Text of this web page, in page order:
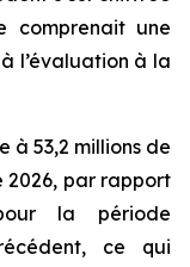
comprenait une
l’évaluation à la
à 53,2 millions de
2026, par rapport
la période
ce qui